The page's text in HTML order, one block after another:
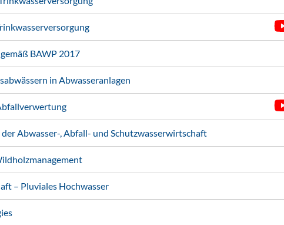
BAWP 2017
in Abwasseranlagen
Abwasser-, Abfall- und Schutzwasserwirtschaft
– Pluviales Hochwasser